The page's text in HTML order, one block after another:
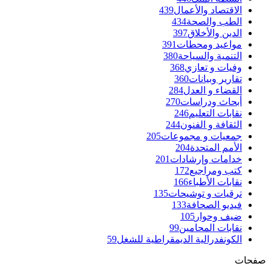
الاقتصاد والأعمال439
الطب والصحة434
الدين والأخلاق397
مواعيد ومحطات 391
التنمية والسياحة380
وفيات و تعازي368
تقارير وبيانات360
القضاء و العدل284
أبحاث ودراسات270
نقابات التعليم246
الثقافة و الفنون244
جمعيات و مجموعات205
الأمم المتحدة204
خدامات وإرشادات 201
كتب ومراجيع172
نقابات الأطباء166
ترقيات و توشيحات135
فيديو الصحافة133
ضيف وحوار 105
نقابات المحامين99
الكونفدرالية الديمقراطية للشغل59
صفحات